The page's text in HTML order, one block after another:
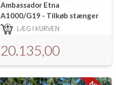
Ambassador Etna
A1000/G19 - Tilkøb stænger
LÆG I KURVEN
20.135,00